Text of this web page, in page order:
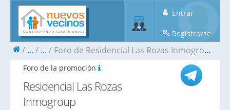
Entrar
Registrarse
... ... Foro de Residencial Las Rozas Inmogroup
Foro de la promoción
Residencial Las Rozas
Inmogroup